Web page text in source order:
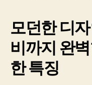
모던한 디
비까지 완
한 특징